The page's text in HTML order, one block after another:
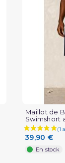
Maillot de
Swimshort
39,90 €
En stock